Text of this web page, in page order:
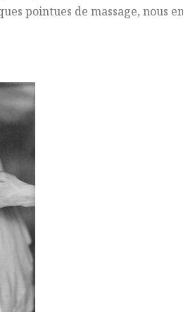
pointues de massage, nous